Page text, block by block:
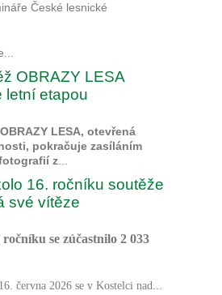
České lesnické
OBRAZY LESA
letní etapou
LESA, otevřená
pokračuje zasíláním
z
16. ročníku soutěže
své vítěze
se zúčastnilo 2 033
června 2026 se v Kostelci nad